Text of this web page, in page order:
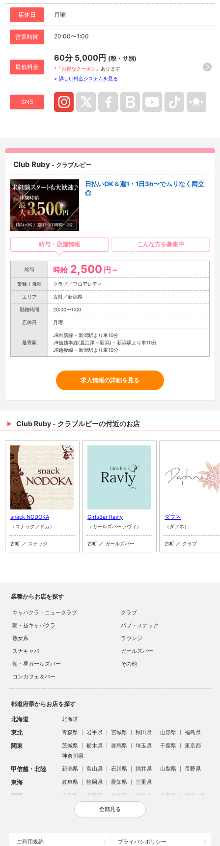
店休日 月曜
営業時間 20:00〜1:00
最低料金
60分 5,000円 (税・サ別)
*「お得なクーポン」 あります
> 詳しい料金システムを見る
SNS
Club Ruby - クラブルビー
日払いOK＆週1・1日3h〜でムリなく両立
◎
給与・店舗情報 こんな方を募集中
給与 時給 2,500 円～
業種 / 職種 クラブ／フロアレディ
エリア 古町／新潟県
勤務時間 20:00〜1:00
店休日 月曜
最寄駅
JR白新線 - 新潟駅より車10分
JR信越本線(直江津～新潟) - 新潟駅より車10分
JR越後線 - 新潟駅より車10分
求人情報の詳細を見る
Club Ruby - クラブルビーの付近のお店
snack NODOKA
（スナックノドカ）
古町 ／ スナック
GirlsBar Raviy
（ガールズバーラヴィ）
古町 ／ ガールズバー
ダフネ
（ダフネ）
古町 ／ クラブ
業種からお店を探す
キャバクラ・ニュークラブ
クラブ
朝・昼キャバクラ
パブ・スナック
熟女系
ラウンジ
スナキャバ
ガールズバー
朝・昼ガールズバー
その他
コンカフェ＆バー
都道府県からお店を探す
北海道 北海道
東北 青森県 岩手県 宮城県 秋田県 山形県 福島県
関東 茨城県 栃木県 群馬県 埼玉県 千葉県
東京都
神奈川県
甲信越・北陸 新潟県 富山県 石川県 福井県 山梨県 長野県
東海 岐阜県 静岡県 愛知県 三重県
関西 滋賀県 京都府 大阪府 兵庫県 奈良県 和歌山県
鳥取県 島根県 岡山県 広島県
全部見る
ご利用規約 プライバシポリシー